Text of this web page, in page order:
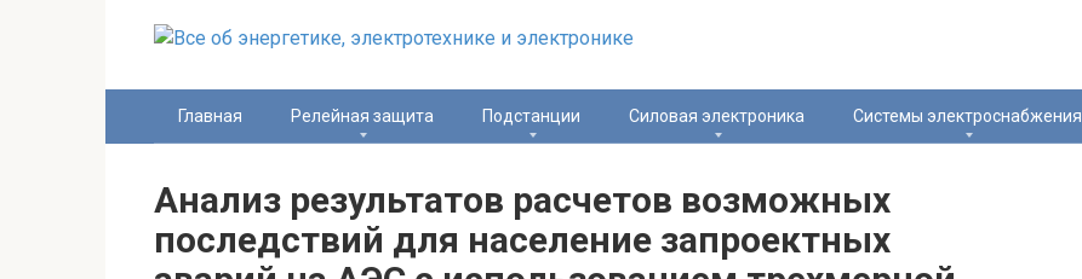
Главная Релейная защита Подстанции Силовая электроника Системы электроснабжения
Анализ результатов расчетов возможных
последствий для население запроектных